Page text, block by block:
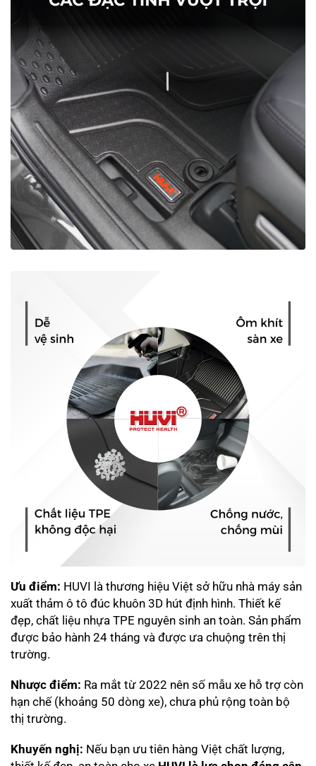
Ưu điểm: HUVI là thương hiệu Việt sở hữu nhà máy sản
xuất thảm ô tô đúc khuôn 3D hút định hình. Thiết kế
đẹp, chất liệu nhựa TPE nguyên sinh an toàn. Sản phẩm
được bảo hành 24 tháng và được ưa chuộng trên thị
trường.
Nhược điểm: Ra mắt từ 2022 nên số mẫu xe hỗ trợ còn
hạn chế (khoảng 50 dòng xe), chưa phủ rộng toàn bộ
thị trường.
Khuyến nghị: Nếu bạn ưu tiên hàng Việt chất lượng,